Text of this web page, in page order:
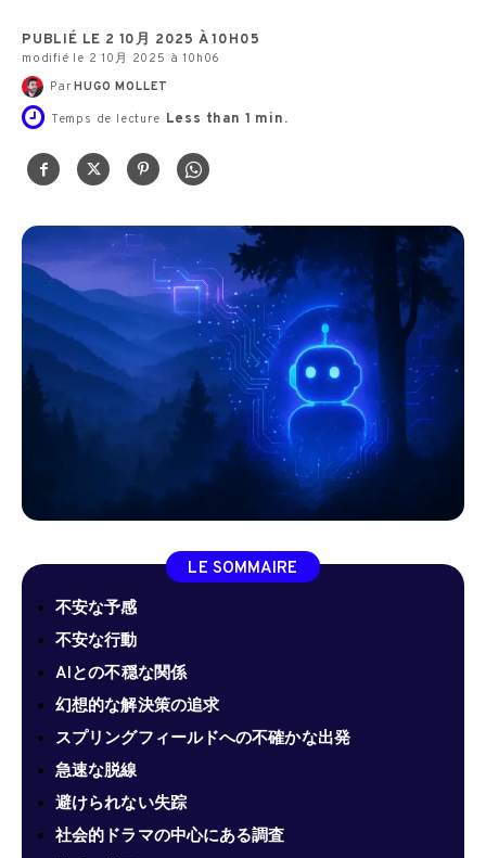
PUBLIÉ LE 2 10月 2025 À 10H05
modifié le 2 10月 2025 à 10h06
Par HUGO MOLLET
Temps de lecture Less than 1 min.
LE SOMMAIRE
不安な予感
不安な行動
AIとの不穏な関係
幻想的な解決策の追求
スプリングフィールドへの不確かな出発
急速な脱線
避けられない失踪
社会的ドラマの中心にある調査